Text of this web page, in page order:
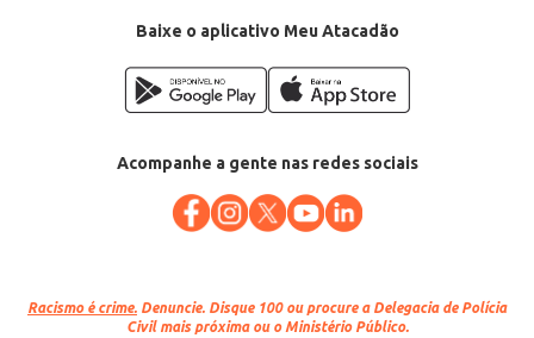
Baixe o aplicativo Meu Atacadão
Acompanhe a gente nas redes sociais
Racismo é crime. Denuncie. Disque 100 ou procure a Delegacia de Polícia
Civil mais próxima ou o Ministério Público.